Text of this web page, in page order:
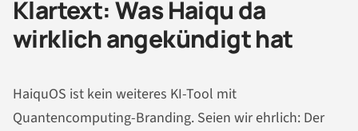
Klartext: Was Haiqu da
wirklich angekündigt hat
HaiquOS ist kein weiteres KI-Tool mit
Quantencomputing-Branding. Seien wir ehrlich: Der